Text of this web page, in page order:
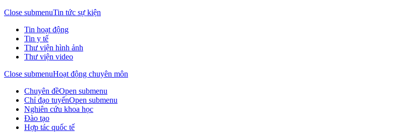
Close submenuTin tức sự kiện
Tin hoạt động
Tin y tế
Thư viện hình ảnh
Thư viện video
Close submenuHoạt động chuyên môn
Chuyên đềOpen submenu
Chỉ đạo tuyếnOpen submenu
Nghiên cứu khoa học
Đào tạo
Hợp tác quốc tế